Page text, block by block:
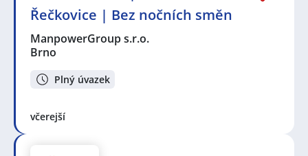
Řečkovice | Bez nočních směn
ManpowerGroup s.r.o.
Brno
Plný úvazek
včerejší